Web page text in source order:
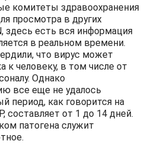
комитеты здравоохранения
просмотра в других
здесь есть вся информация
в реальном времени.
что вирус может
к человеку, в том числе от
Однако
все еще не удалось
период, как говорится на
составляет от 1 до 14 дней.
патогена служит